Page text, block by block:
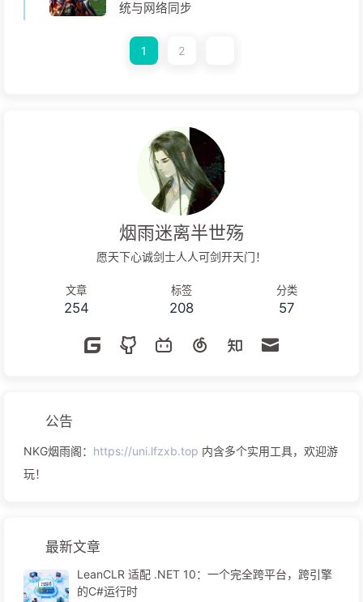
统与网络同步
1 2
烟雨迷离半世殇
愿天下心诚剑士人人可剑开天门！
文章
254
标签
208
分类
57
公告
NKG烟雨阁： https://uni.lfzxb.top 内含多个实用工具，欢迎游
玩！
最新文章
LeanCLR 适配 .NET 10：一个完全跨平台，跨引擎
的C#运行时